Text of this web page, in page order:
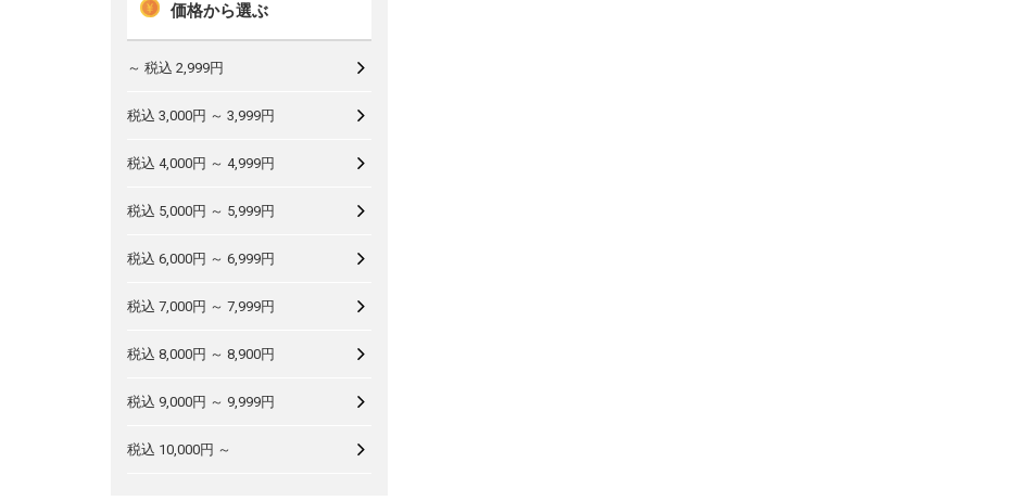
価格から選ぶ
～ 税込 2,999円
税込 3,000円 ～ 3,999円
税込 4,000円 ～ 4,999円
税込 5,000円 ～ 5,999円
税込 6,000円 ～ 6,999円
税込 7,000円 ～ 7,999円
税込 8,000円 ～ 8,900円
税込 9,000円 ～ 9,999円
税込 10,000円 ～